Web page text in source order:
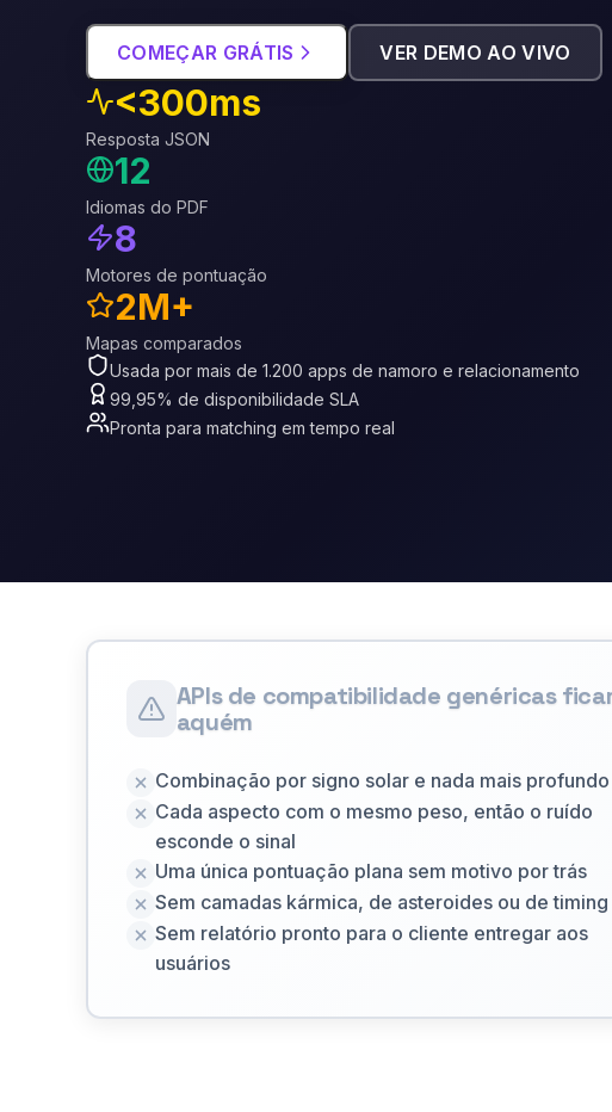
COMEÇAR GRÁTIS VER DEMO AO VIVO
<300ms
Resposta JSON
12
Idiomas do PDF
8
Motores de pontuação
2M+
Mapas comparados
Usada por mais de 1.200 apps de namoro e relacionamento
99,95% de disponibilidade SLA
Pronta para matching em tempo real
APIs de compatibilidade genéricas
aquém
Combinação por signo solar e nada mais profundo
Cada aspecto com o mesmo peso, então o ruído
esconde o sinal
Uma única pontuação plana sem motivo por trás
Sem camadas kármica, de asteroides ou de timing
Sem relatório pronto para o cliente entregar aos
usuários